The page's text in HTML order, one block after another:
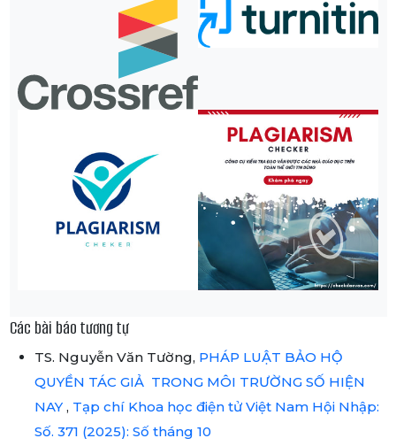
Các bài báo tương tự
TS. Nguyễn Văn Tường, PHÁP LUẬT BẢO HỘ
QUYỀN TÁC GIẢ TRONG MÔI TRƯỜNG SỐ HIỆN
NAY , Tạp chí Khoa học điện tử Việt Nam Hội Nhập:
Số. 371 (2025): Số tháng 10